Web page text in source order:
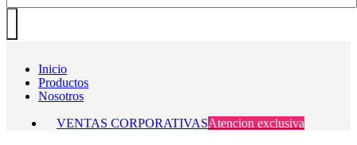
Inicio
Productos
Nosotros
VENTAS CORPORATIVASAtencion exclusiva